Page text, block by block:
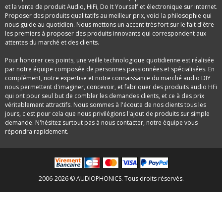
et la vente de produit Audio, HiFi, Do It Yourself et électronique sur internet.
Proposer des produits qualitatifs au meilleur prix, voici la philosophie qui
nous guide au quotidien. Nous mettons un accent très fort sur le fait d'être
les premiers à proposer des produits innovants qui correspondent aux
attentes du marché et des clients.
Pour honorer ces points, une veille technologique quotidienne est réalisée
par notre équipe composée de personnes passionnées et spécialisées. En
complément, notre expertise et notre connaissance du marché audio DIY
nous permettent d'imaginer, concevoir, et fabriquer des produits audio HFi
qui ont pour seul but de combler les demandes clients, et ce à des prix
véritablement attractifs. Nous sommes à l'écoute de nos clients tous les
jours, c'est pour cela que nous privilégions l'ajout de produits sur simple
demande. N'hésitez surtout pas à nous contacter, notre équipe vous
répondra rapidement.
2006-2026 © AUDIOPHONICS. Tous droits réservés.